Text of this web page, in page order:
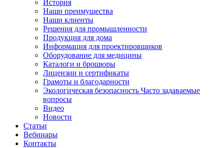
История
Наши преимущества
Наши клиенты
Решения для промышленности
Продукция для дома
Информация для проектировщиков
Оборудование для медицины
Каталоги и брошюры
Лицензии и сертификаты
Грамоты и благодарности
Экологическая безопасность Часто задаваемые
вопросы
Видео
Новости
Статьи
Вебинары
Контакты